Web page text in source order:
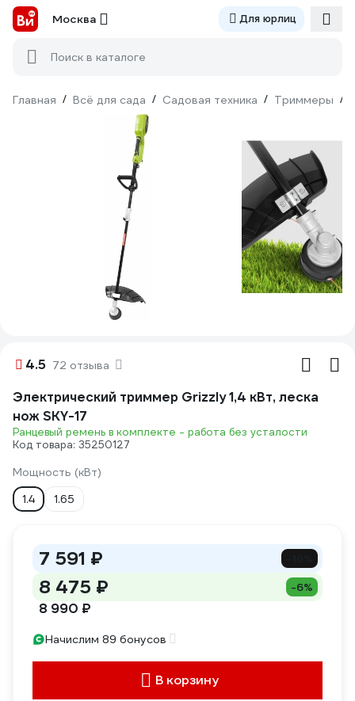
Москва Для юрлиц
Поиск в каталоге
Главная / Всё для сада / Садовая техника / Триммеры /
4.5 72 отзыва
Электрический триммер Grizzly 1,4 кВт, леска
нож SKY-17
Ранцевый ремень в комплекте - работа без усталости
Код товара: 35250127
Мощность (кВт)
1.4
1.65
7 591 ₽
8 475 ₽ -6%
8 990 ₽
Начислим 89 бонусов
В корзину